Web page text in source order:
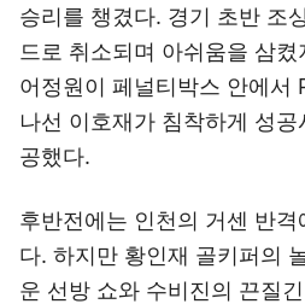
승리를 챙겼다. 경기 초반 조
드로 취소되며 아쉬움을 삼
어정원이 페널티박스 안에서
나선 이호재가 침착하게 성
공했다.
후반전에는 인천의 거센 반
다. 하지만 황인재 골키퍼의
운 선방 쇼와 수비진의 끈질